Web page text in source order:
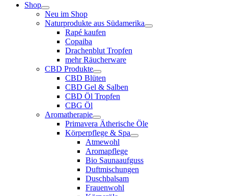
Shop
Neu im Shop
Naturprodukte aus Südamerika
Rapé kaufen
Copaiba
Drachenblut Tropfen
mehr Räucherware
CBD Produkte
CBD Blüten
CBD Gel & Salben
CBD Öl Tropfen
CBG Öl
Aromatherapie
Primavera Ätherische Öle
Körperpflege & Spa
Atmewohl
Aromapflege
Bio Saunaaufguss
Duftmischungen
Duschbalsam
Frauenwohl